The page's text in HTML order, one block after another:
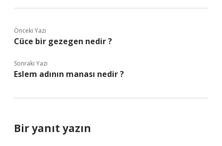
Önceki Yazı
Cüce bir gezegen nedir ?
Sonraki Yazı
Eslem adının manası nedir ?
Bir yanıt yazın